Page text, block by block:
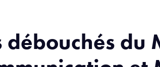
débouchés du